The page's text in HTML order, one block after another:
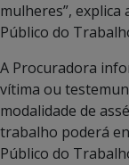
mulheres”,
Público do
A Procuradora
vítima ou
modalidade de
trabalho poderá
Público do